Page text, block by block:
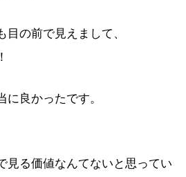
の前で見えまして、
良かったです。
見る価値なんてないと思ってい